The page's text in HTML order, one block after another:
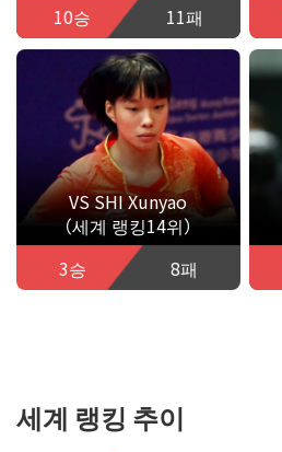
10승
11패
VS SHI Xunyao
（세계 랭킹14위）
3승
8패
세계 랭킹 추이